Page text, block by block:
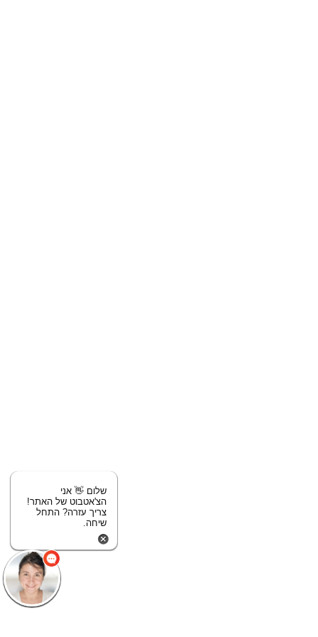
שלום 👋 אני
הצ'אטבוט של האתר!
צריך עזרה? התחל
שיחה.